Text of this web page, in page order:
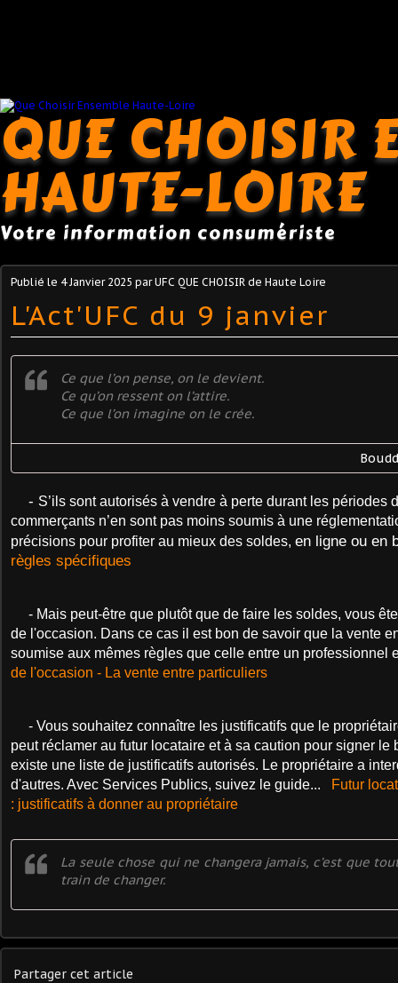
QUE CHOISIR
HAUTE-LOIRE
Votre information consumériste
Publié le 4 Janvier 2025 par UFC QUE CHOISIR de Haute Loire
L'Act'UFC du 9 janvier
Ce que l’on pense, on le devient.
Ce qu’on ressent on l’attire.
Ce que l’on imagine on le crée.
- S’ils sont autorisés à vendre à perte durant les périodes
commerçants n’en sont pas moins soumis à une
précisions pour profiter au mieux des soldes, en ligne ou en
règles spécifiques
- Mais peut-être que plutôt que de faire les soldes, vous
de l'occasion. Dans ce cas il est bon de savoir que la vente
soumise aux mêmes règles que celle entre un professionnel
de l'occasion - La vente entre particuliers
- Vous souhaitez connaître les justificatifs que le
peut réclamer au futur locataire et à sa caution pour signer le
existe une liste de justificatifs autorisés. Le propriétaire a
d'autres. Avec Services Publics, suivez le guide...
Futur
: justificatifs à donner au propriétaire
La seule chose qui ne changera jamais, c’est que
train de changer.
Partager cet article